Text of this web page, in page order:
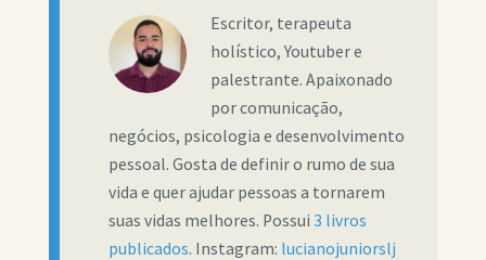
Escritor, terapeuta
holístico, Youtuber e
palestrante. Apaixonado
por comunicação,
negócios, psicologia e desenvolvimento
pessoal. Gosta de definir o rumo de sua
vida e quer ajudar pessoas a tornarem
suas vidas melhores. Possui 3 livros
publicados. Instagram: lucianojuniorslj